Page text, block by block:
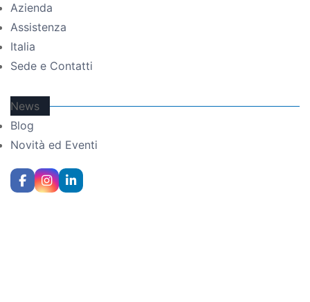
Azienda
Assistenza
Italia
Sede e Contatti
News
Blog
Novità ed Eventi